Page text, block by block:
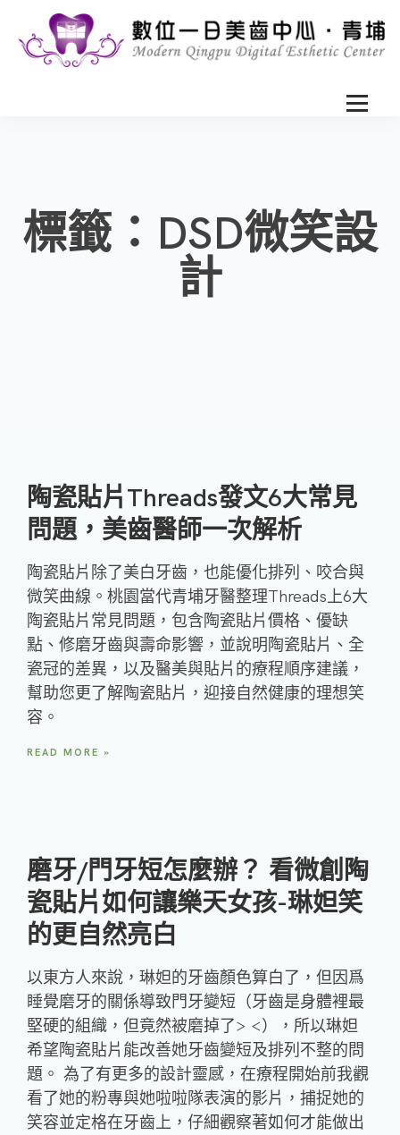
標籤：DSD微笑設
計
陶瓷貼片Threads發文6大常見
問題，美齒醫師一次解析
陶瓷貼片除了美白牙齒，也能優化排列、咬合與
微笑曲線。桃園當代青埔牙醫整理Threads上6大
陶瓷貼片常見問題，包含陶瓷貼片價格、優缺
點、修磨牙齒與壽命影響，並說明陶瓷貼片、全
瓷冠的差異，以及醫美與貼片的療程順序建議，
幫助您更了解陶瓷貼片，迎接自然健康的理想笑
容。
READ MORE »
磨牙/門牙短怎麼辦？ 看微創陶
瓷貼片如何讓樂天女孩-琳妲笑
的更自然亮白
以東方人來說，琳妲的牙齒顏色算白了，但因爲
睡覺磨牙的關係導致門牙變短（牙齒是身體裡最
堅硬的組織，但竟然被磨掉了> <），所以琳妲
希望陶瓷貼片能改善她牙齒變短及排列不整的問
題。 為了有更多的設計靈感，在療程開始前我觀
看了她的粉專與她啦啦隊表演的影片，捕捉她的
笑容並定格在牙齒上，仔細觀察著如何才能做出